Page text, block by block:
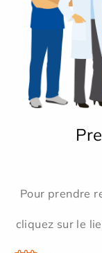
Pour prendre
cliquez sur le